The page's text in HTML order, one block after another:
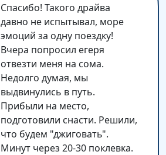
Спасибо! Такого драйва
давно не испытывал, море
эмоций за одну поездку!
Вчера попросил егеря
отвезти меня на сома.
Недолго думая, мы
выдвинулись в путь.
Прибыли на место,
подготовили снасти. Решили,
что будем "джиговать".
Минут через 20-30 поклевка.